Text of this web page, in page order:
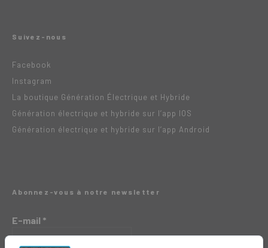
Suivez-nous
Facebook
Instagram
La boutique Génération Électrique et Hybride
Génération électrique et hybride sur l’app IOS
Génération électrique et hybride sur l’app Android
Abonnez-vous à notre newsletter
E-mail *